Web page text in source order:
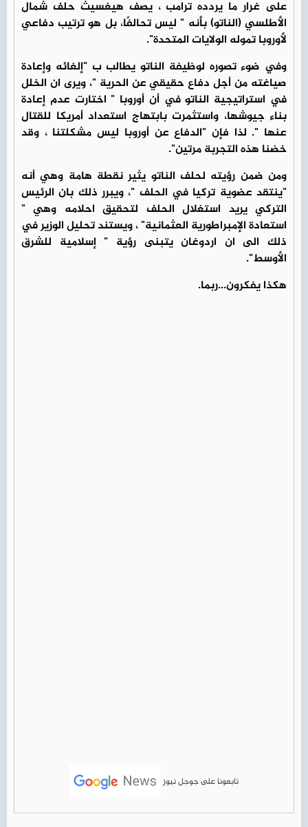
على غرار ما يردده ترامب ، يصف هيغسيث حلف شمال
الأطلسي (الناتو) بأنه " ليس تحالفًا، بل هو ترتيب دفاعي
لأوروبا تموله الولايات المتحدة".
وفي ضوء تصوره لوظيفة الناتو يطالب ب "إلغائه وإعادة
صياغته من أجل دفاع حقيقي عن الحرية "، ويرى ان الخلل
في استراتيجية الناتو في أن أوروبا " اختارت عدم إعادة
بناء جيوشها، واستثمرت بابتهاج استعداد أمريكا للقتال
عنها ". لذا فإن "الدفاع عن أوروبا ليس مشكلتنا ، وقد
خضنا هذه التجربة مرتين".
ومن ضمن رؤيته لحلف الناتو يثير نقطة هامة وهي أنه
"ينتقد عضوية تركيا في الحلف "، ويبرر ذلك بان الرئيس
التركي يريد استغلال الحلف لتحقيق احلامه وهي "
استعادة الإمبراطورية العثمانية" ، ويستند تحليل الوزير في
ذلك الى ان اردوغان يتبنى رؤية " إسلامية للشرق
الأوسط".
هكذا يفكرون...ربما.
تابعونا على جوجل نيوز